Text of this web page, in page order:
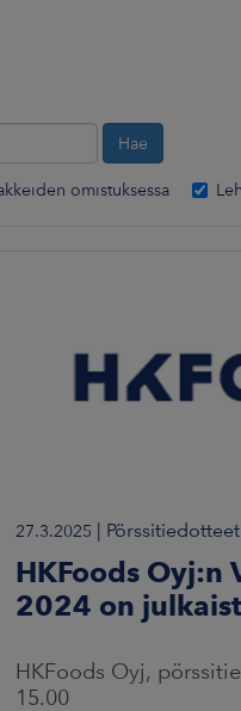
omistuksessa
27.3.2025 | Pörssitiedotteet
HKFoods Oyj:n
2024 on
HKFoods Oyj,
15.00